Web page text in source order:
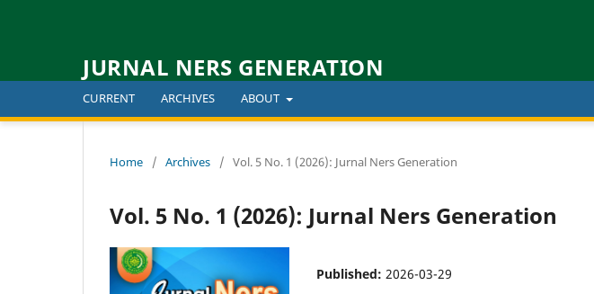
JURNAL NERS GENERATION
CURRENT ARCHIVES ABOUT
Home / Archives / Vol. 5 No. 1 (2026): Jurnal Ners Generation
Vol. 5 No. 1 (2026): Jurnal Ners Generation
Published: 2026-03-29